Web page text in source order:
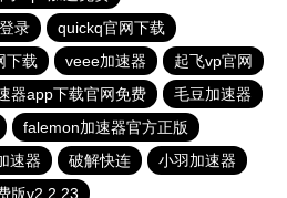
录
quickq官网下载
下载 veee加速器
起飞vp官网
器app下载官网免费
毛豆加速器
falemon加速器官方正版
速器 破解快连
小羽加速器
版v2.2.23